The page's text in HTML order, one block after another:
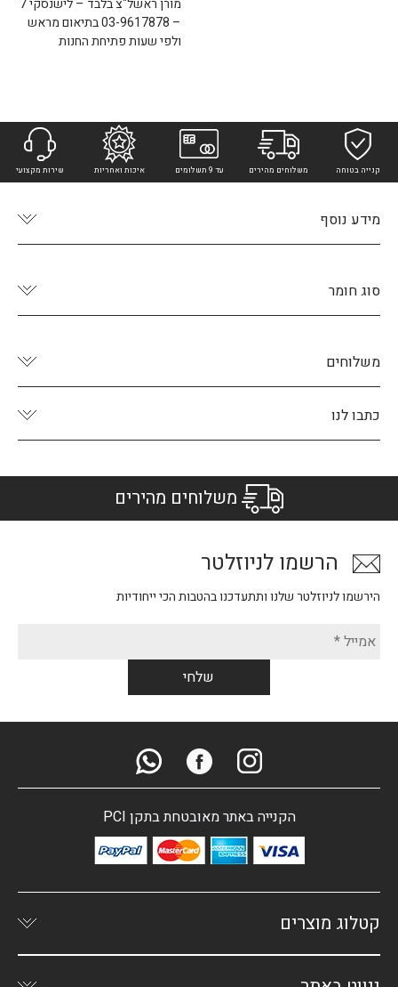
מורן ראשל"צ בלבד – לישנסקי 7
– 03-9617878 בתיאום מראש
ולפי שעות פתיחת החנות
קנייה בטוחה משלוחים מהירים עד 9 תשלומים איכות ואחריות שירות מקצועי
מידע נוסף
סוג חומר
משלוחים
כתבו לנו
משלוחים מהירים
הרשמו לניוזלטר
הירשמו לניוזלטר שלנו ותתעדכנו בהטבות הכי ייחודיות
הקנייה באתר מאובטחת בתקן PCI
קטלוג מוצרים